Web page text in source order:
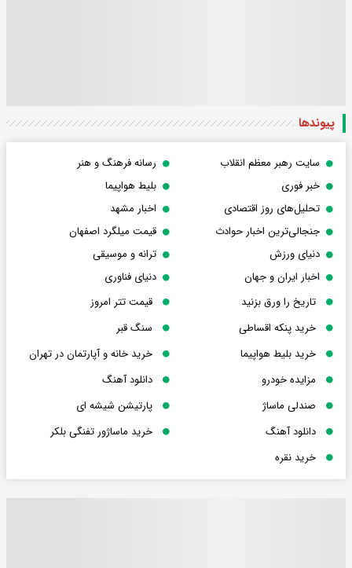
پیوندها
سایت رهبر معظم انقلاب
رسانه فرهنگ و هنر
خبر فوری
بلیط هواپیما
تحلیل‌های روز اقتصادی
اخبار مشهد
جنجالی‌ترین اخبار حوادث
قیمت میلگرد اصفهان
دنیای ورزش
ترانه و موسیقی
اخبار ایران و جهان
دنیای فناوری
تاریخ را ورق بزنید
قیمت تتر امروز
خرید پنکه اقساطی
سنگ قبر
خرید بلیط هواپیما
خرید خانه و آپارتمان در تهران
مزایده خودرو
دانلود آهنگ
صندلی ماساژ
پارتیشن شیشه ای
دانلود آهنگ
خرید ماساژور تفنگی بلکر
خرید نقره